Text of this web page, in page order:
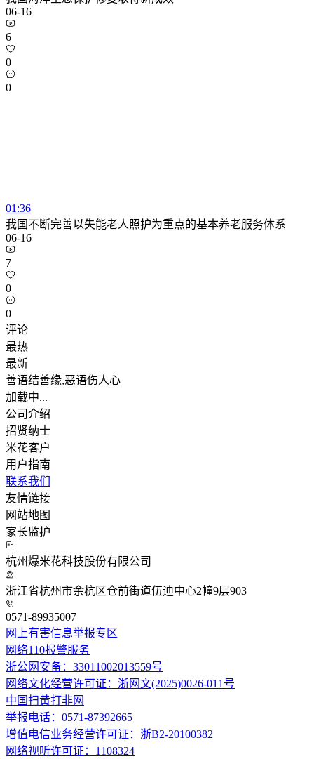
06-16
6
0
0
01:36
我国不断完善以失能老人照护为重点的基本养老服务体系
06-16
7
0
0
评论
最热
最新
善语结善缘,恶语伤人心
加载中...
公司介绍
招贤纳士
米花客户
用户指南
联系我们
友情链接
网站地图
家长监护
杭州爆米花科技股份有限公司
浙江省杭州市余杭区仓前街道伍迪中心2幢9层903
0571-89935007
网上有害信息举报专区
网络110报警服务
浙公网安备：33011002013559号
网络文化经营许可证：浙网文(2025)0026-011号
中国扫黄打非网
举报电话：0571-87392665
增值电信业务经营许可证：浙B2-20100382
网络视听许可证：1108324